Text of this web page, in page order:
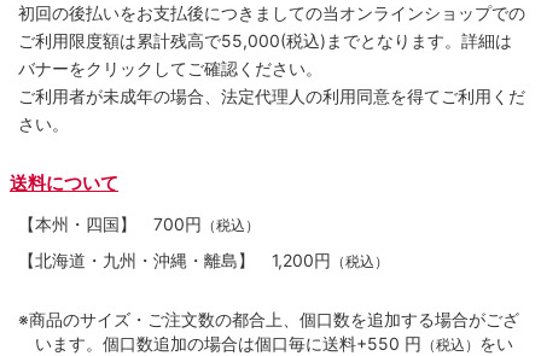
初回の後払いをお支払後につきましての当オンラインショップでの
ご利用限度額は累計残高で55,000(税込)までとなります。詳細は
バナーをクリックしてご確認ください。
ご利用者が未成年の場合、法定代理人の利用同意を得てご利用くだ
さい。
送料について
【本州・四国】 700円 （税込）
【北海道・九州・沖縄・離島】 1,200円 （税込）
※商品のサイズ・ご注文数の都合上、個口数を追加する場合がござ
います。個口数追加の場合は個口毎に送料+550 円 （税込） をい